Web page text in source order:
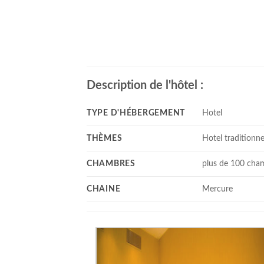
Description de l'hôtel :
TYPE D'HÉBERGEMENT Hotel
THÈMES Hotel traditionnel
CHAMBRES plus de 100
CHAINE Mercure